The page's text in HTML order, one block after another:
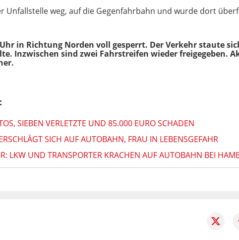
Unfallstelle weg, auf die Gegenfahrbahn und wurde dort
in Richtung Norden voll gesperrt. Der Verkehr staute
Inzwischen sind zwei Fahrstreifen wieder freigegeben.
:
SIEBEN VERLETZTE UND 85.000 EURO SCHADEN
SICH AUF AUTOBAHN, FRAU IN LEBENSGEFAHR
LKW UND TRANSPORTER KRACHEN AUF AUTOBAHN BEI